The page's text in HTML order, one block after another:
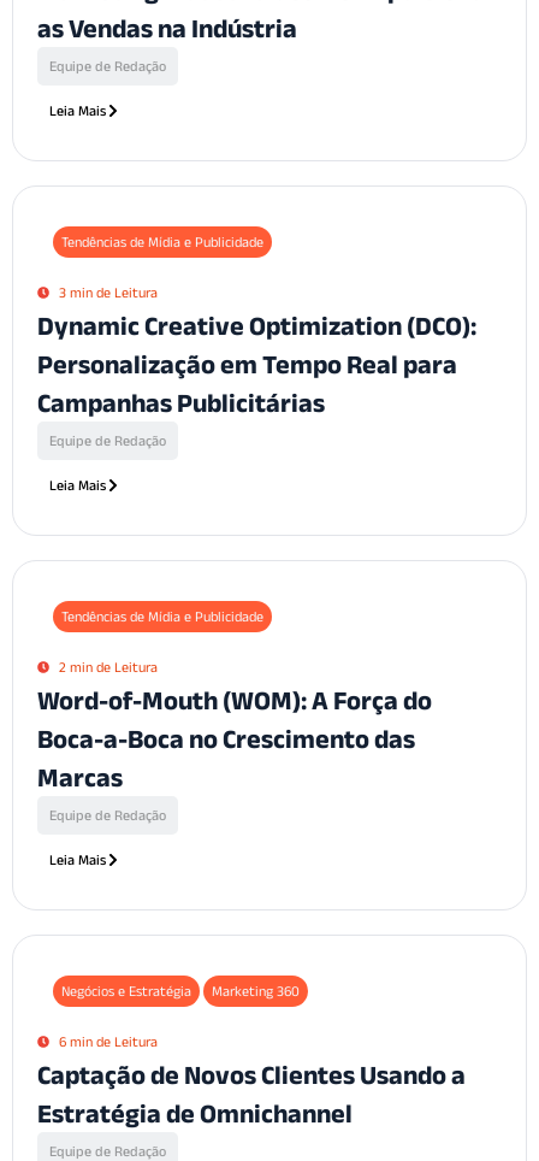
as Vendas na Indústria
Equipe de Redação
Leia Mais
Tendências de Mídia e Publicidade
3 min de Leitura
Dynamic Creative Optimization (DCO):
Personalização em Tempo Real para
Campanhas Publicitárias
Equipe de Redação
Leia Mais
Tendências de Mídia e Publicidade
2 min de Leitura
Word-of-Mouth (WOM): A Força do
Boca-a-Boca no Crescimento das
Marcas
Equipe de Redação
Leia Mais
Negócios e Estratégia Marketing 360
6 min de Leitura
Captação de Novos Clientes Usando a
Estratégia de Omnichannel
Equipe de Redação